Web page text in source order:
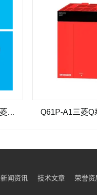
Q61P-A1三菱Q系列电
新闻资讯 技术文章 荣誉资